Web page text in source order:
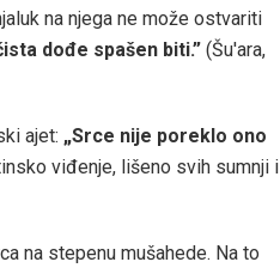
na njega ne može ostvariti
dođe spašen biti.” (Šu'ara,
ajet: „Srce nije poreklo ono
viđenje, lišeno svih sumnji i
na stepenu mušahede. Na to